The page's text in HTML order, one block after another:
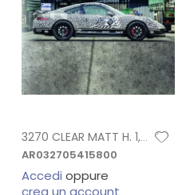
3270 CLEAR MATT H. 1,37X45,7 MT
AR032705415800
Accedi oppure
crea un account